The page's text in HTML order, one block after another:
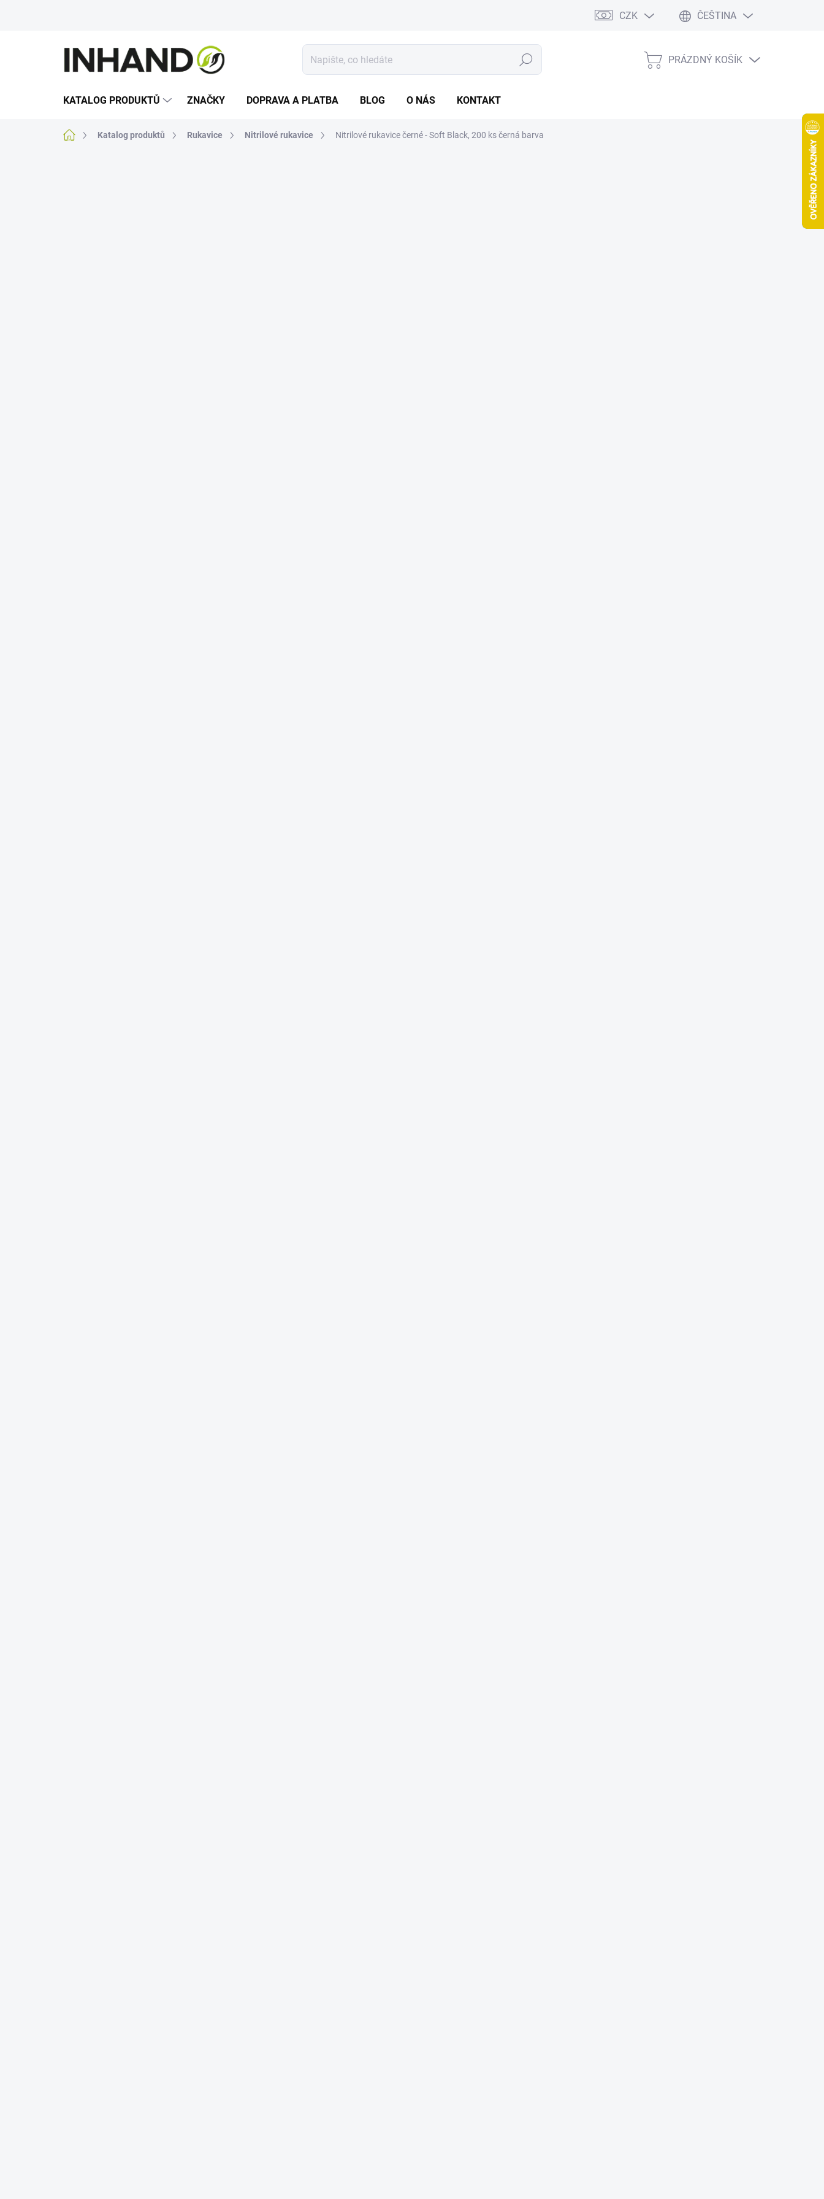
CZK ČEŠTINA
Hledat
NÁKUPNÍ
PRÁZDNÝ KOŠÍK
KATALOG PRODUKTŮ ZNAČKY DOPRAVA A PLATBA BLOG O NÁS KONTAKT
Domů Katalog produktů Rukavice Nitrilové rukavice Nitrilové rukavice černé - Soft Black, 200 ksčerná barva